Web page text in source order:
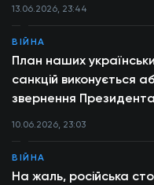
13.06.2026, 23:44
ВІЙНА
План наших
санкцій виконується
звернення Президента
10.06.2026, 23:03
ВІЙНА
На жаль, російська